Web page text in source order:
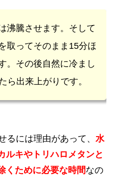
沸騰させます。そして
取ってそのまま15分ほ
。その後自然に冷まし
ら出来上がりです。
るには理由があって、 水
ルキやトリハロメタンと
くために必要な時間なの